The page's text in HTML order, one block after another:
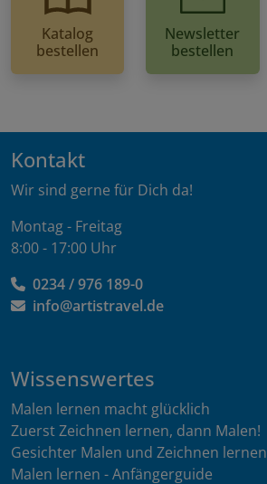
Katalog
bestellen
Newsletter
bestellen
Kontakt
Wir sind gerne für Dich da!
Montag - Freitag
8:00 - 17:00 Uhr
0234 / 976 189-0
info@artistravel.de
Wissenswertes
Malen lernen macht glücklich
Zuerst Zeichnen lernen, dann Malen!
Gesichter Malen und Zeichnen lernen
Malen lernen - Anfängerguide